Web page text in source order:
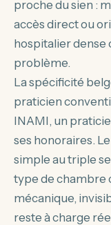
proche du sien :
accès direct ou
hospitalier dense
problème.
La spécificité
praticien
INAMI, un
ses honoraires.
simple au triple
type de chambre
mécanique,
reste à charge